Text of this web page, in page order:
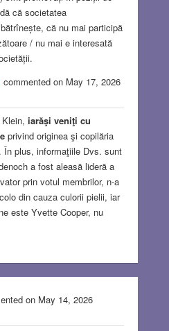
că societatea
că nu mai participă
/ nu mai e interesată
commented on May 17, 2026
iarăşi veniţi cu
privind originea şi copilăria
În plus, informaţiile Dvs. sunt
a fost aleasă lideră a
prin votul membrilor, n-a
din cauza culorii pielii, iar
este Yvette Cooper, nu
on May 14, 2026